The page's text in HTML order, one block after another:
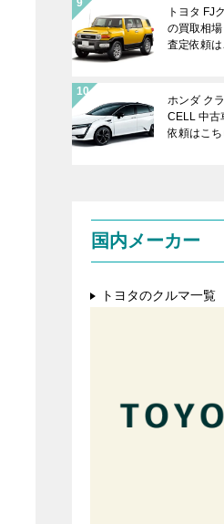
トヨタ FJ
の買取相
査定依頼は
ホンダ ク
CELL 中古
依頼はこち
国内メーカー
トヨタのクルマ一覧